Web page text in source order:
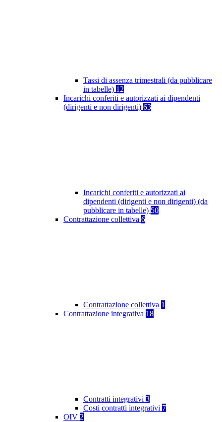
Tassi di assenza trimestrali (da pubblicare
in tabelle) 12
Incarichi conferiti e autorizzati ai dipendenti
(dirigenti e non dirigenti) 63
Incarichi conferiti e autorizzati ai
dipendenti (dirigenti e non dirigenti) (da
pubblicare in tabelle) 50
Contrattazione collettiva 6
Contrattazione collettiva 1
Contrattazione integrativa 18
Contratti integrativi 3
Costi contratti integrativi 7
OIV 2